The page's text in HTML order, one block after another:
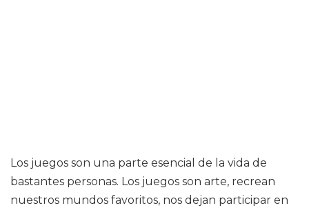
Los juegos son una parte esencial de la vida de
bastantes personas. Los juegos son arte, recrean
nuestros mundos favoritos, nos dejan participar en